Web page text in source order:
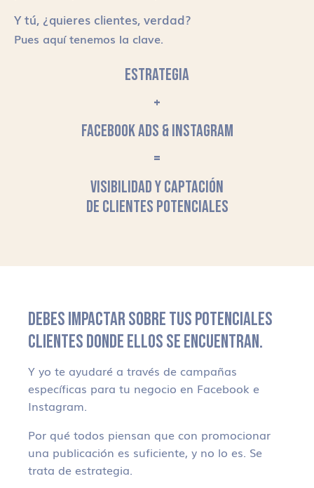
Y tú, ¿quieres clientes, verdad?
Pues aquí tenemos la clave.
ESTRATEGIA
+
FACEBOOK ADS & INSTAGRAM
=
VISIBILIDAD Y CAPTACIÓN
DE CLIENTES POTENCIALES
DEBES IMPACTAR SOBRE TUS POTENCIALES
CLIENTES DONDE ELLOS SE ENCUENTRAN.
Y yo te ayudaré a través de campañas
específicas para tu negocio en Facebook e
Instagram.
Por qué todos piensan que con promocionar
una publicación es suficiente, y no lo es. Se
trata de estrategia.